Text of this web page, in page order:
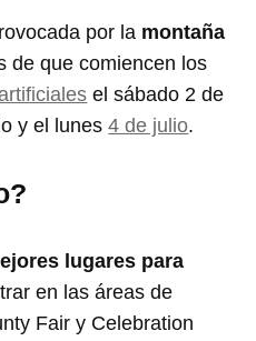
por la montaña
de que comiencen los
el sábado 2 de
y el lunes4 de julio.
lugares para
en las áreas de
Fair y Celebration